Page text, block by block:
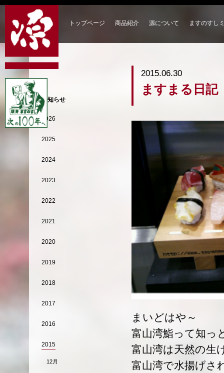
トップページ 商品紹介 源について ますのすし
2015.06.30
ますまる日記
まいどはや～
富山湾鮨って知っ
富山湾は天然の生
富山湾で水揚げさ
お知らせ
2026
2025
2024
2023
2022
2021
2020
2019
2018
2017
2016
2015
12月